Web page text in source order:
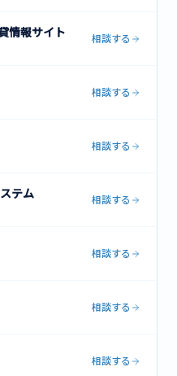
情報サイト 相談する
相談する
相談する
テム 相談する
相談する
相談する
相談する